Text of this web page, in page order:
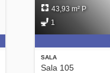
SALA
Sala 105
43,93 m² P
1